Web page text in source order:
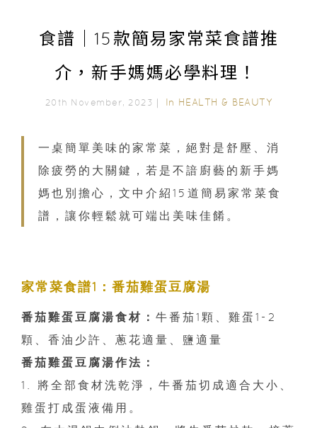
食譜｜15款簡易家常菜食譜推
介，新手媽媽必學料理！
20th November, 2023｜ In HEALTH & BEAUTY
一桌簡單美味的家常菜，絕對是舒壓、消
除疲勞的大關鍵，若是不諳廚藝的新手媽
媽也別擔心，文中介紹15道簡易家常菜食
譜，讓你輕鬆就可端出美味佳餚。
家常菜食譜1：番茄雞蛋豆腐湯
番茄雞蛋豆腐湯食材： 牛番茄1顆、雞蛋1-2
顆、香油少許、蔥花適量、鹽適量
番茄雞蛋豆腐湯作法：
1. 將全部食材洗乾淨，牛番茄切成適合大小、
雞蛋打成蛋液備用。